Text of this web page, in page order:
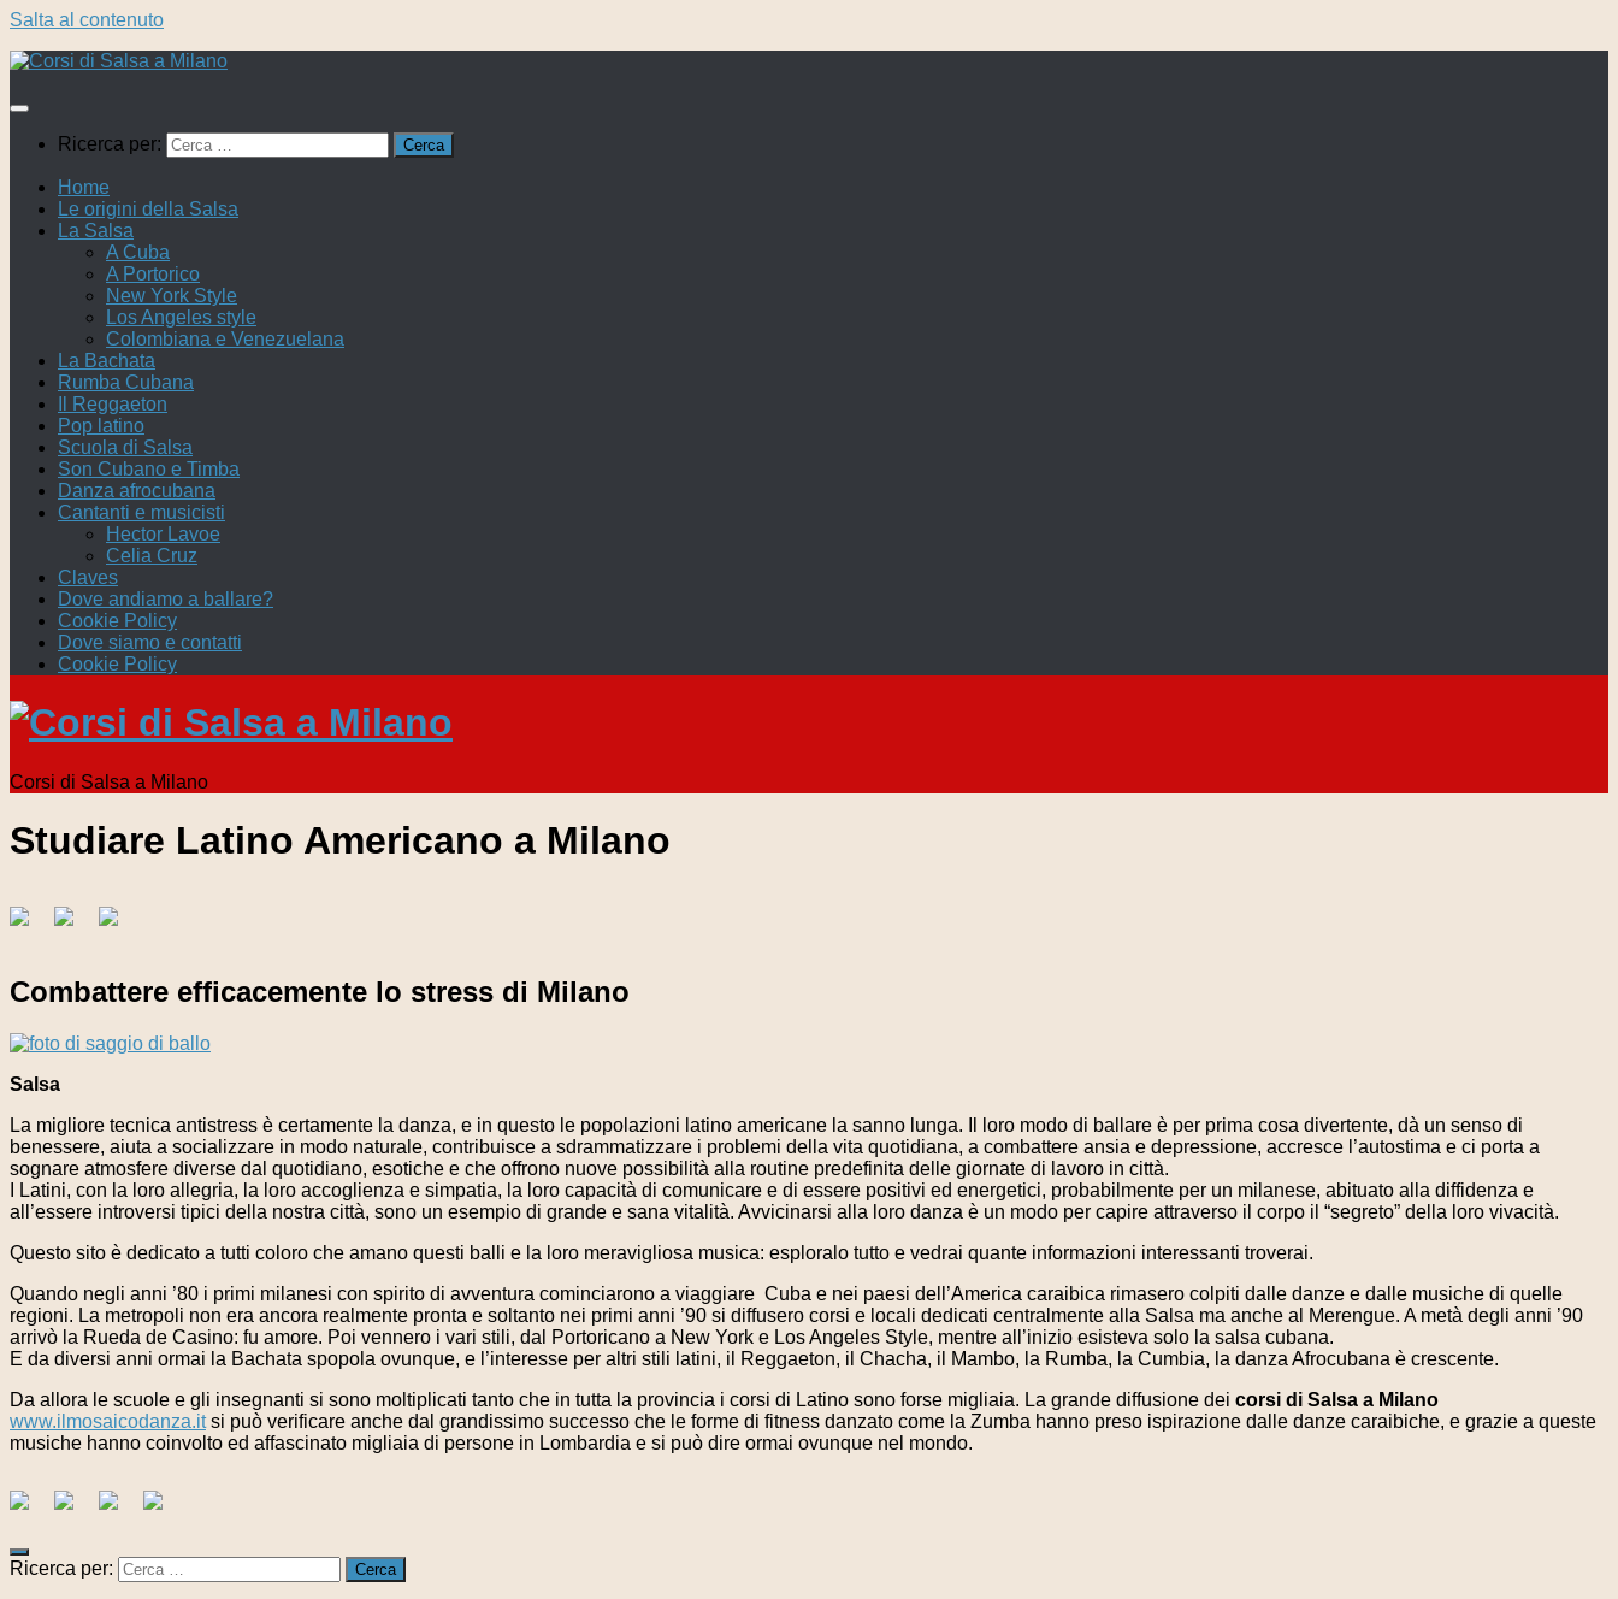
Salta al contenuto
Ricerca per:
Home
Le origini della Salsa
La Salsa
A Cuba
A Portorico
New York Style
Los Angeles style
Colombiana e Venezuelana
La Bachata
Rumba Cubana
Il Reggaeton
Pop latino
Scuola di Salsa
Son Cubano e Timba
Danza afrocubana
Cantanti e musicisti
Hector Lavoe
Celia Cruz
Claves
Dove andiamo a ballare?
Cookie Policy
Dove siamo e contatti
Cookie Policy
Corsi di Salsa a Milano
Studiare Latino Americano a Milano
Combattere efficacemente lo stress di Milano
Salsa
La migliore tecnica antistress è certamente la danza, e in questo le popolazioni latino americane la sanno lunga. Il loro modo di ballare è per prima cosa divertente, dà un senso di
benessere, aiuta a socializzare in modo naturale, contribuisce a sdrammatizzare i problemi della vita quotidiana, a combattere ansia e depressione, accresce l’autostima e ci porta a
sognare atmosfere diverse dal quotidiano, esotiche e che offrono nuove possibilità alla routine predefinita delle giornate di lavoro in città.
I Latini, con la loro allegria, la loro accoglienza e simpatia, la loro capacità di comunicare e di essere positivi ed energetici, probabilmente per un milanese, abituato alla diffidenza e
all’essere introversi tipici della nostra città, sono un esempio di grande e sana vitalità. Avvicinarsi alla loro danza è un modo per capire attraverso il corpo il “segreto” della loro vivacità.
Questo sito è dedicato a tutti coloro che amano questi balli e la loro meravigliosa musica: esploralo tutto e vedrai quante informazioni interessanti troverai.
Quando negli anni ’80 i primi milanesi con spirito di avventura cominciarono a viaggiare Cuba e nei paesi dell’America caraibica rimasero colpiti dalle danze e dalle musiche di quelle
regioni. La metropoli non era ancora realmente pronta e soltanto nei primi anni ’90 si diffusero corsi e locali dedicati centralmente alla Salsa ma anche al Merengue. A metà degli anni ’90
arrivò la Rueda de Casino: fu amore. Poi vennero i vari stili, dal Portoricano a New York e Los Angeles Style, mentre all’inizio esisteva solo la salsa cubana.
E da diversi anni ormai la Bachata spopola ovunque, e l’interesse per altri stili latini, il Reggaeton, il Chacha, il Mambo, la Rumba, la Cumbia, la danza Afrocubana è crescente.
Da allora le scuole e gli insegnanti si sono moltiplicati tanto che in tutta la provincia i corsi di Latino sono forse migliaia. La grande diffusione dei corsi di Salsa a Milano
www.ilmosaicodanza.itsi può verificare anche dal grandissimo successo che le forme di fitness danzato come la Zumba hanno preso ispirazione dalle danze caraibiche, e grazie a queste
musiche hanno coinvolto ed affascinato migliaia di persone in Lombardia e si può dire ormai ovunque nel mondo.
Ricerca per: